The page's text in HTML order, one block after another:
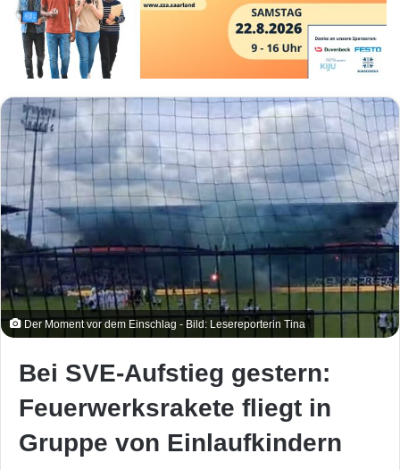
Der Moment vor dem Einschlag - Bild: Lesereporterin Tina
Bei SVE-Aufstieg gestern:
Feuerwerksrakete fliegt in
Gruppe von Einlaufkindern